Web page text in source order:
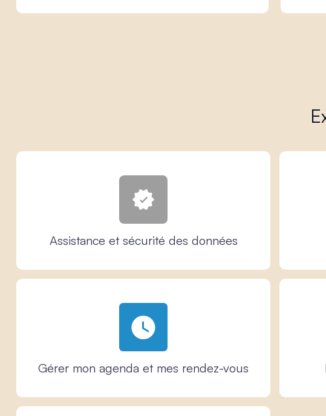
Assistance et sécurité des données
Gérer mon agenda et mes rendez-vous